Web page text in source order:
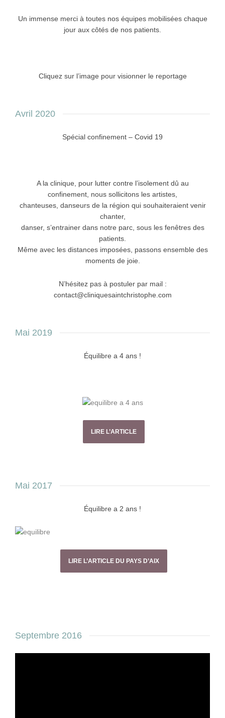
Un immense merci à toutes nos équipes mobilisées chaque
jour aux côtés de nos patients.
Cliquez sur l’image pour visionner le reportage
Avril 2020
Spécial confinement – Covid 19
A la clinique, pour lutter contre l’isolement dû au
confinement, nous sollicitons les artistes,
chanteuses, danseurs de la région qui souhaiteraient venir
chanter,
danser, s’entrainer dans notre parc, sous les fenêtres des
patients.
Même avec les distances imposées, passons ensemble des
moments de joie.
N’hésitez pas à postuler par mail :
contact@cliniquesaintchristophe.com
Mai 2019
Équilibre a 4 ans !
LIRE L’ARTICLE
Mai 2017
Équilibre a 2 ans !
LIRE L’ARTICLE DU PAYS D’AIX
Septembre 2016